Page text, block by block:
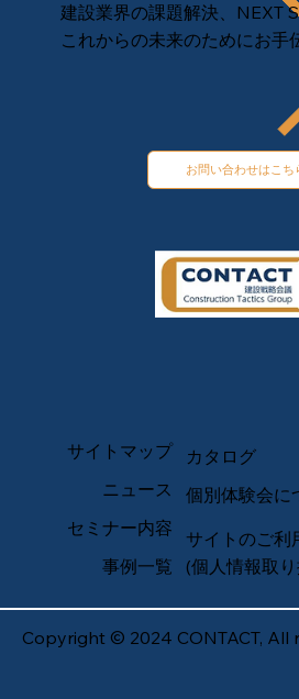
建設業界の課題解決、NEXT
これからの未来のためにお手
お問い合わせはこち
サイトマップ
ニュース
セミナー内容
事例一覧
カタログ
個別体験会に
サイトのご利
(個人情報取
Copyright © 2024 CONTACT, All